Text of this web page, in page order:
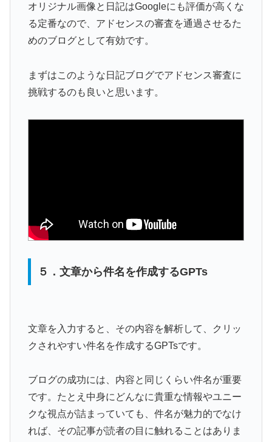
オリジナル画像と日記はGoogleにも評価が高くな
る定番なので、アドセンスの審査を通過させるた
めのブログとして有効です。
まずはこのような日記ブログでアドセンス審査に
挑戦するのも良いと思います。
５．文章から件名を作成するGPTs
文章を入力すると、その内容を解析して、クリッ
クされやすい件名を作成するGPTsです。
ブログの成功には、内容と同じくらい件名が重要
です。たとえ中身にどんなに貴重な情報やユニー
クな視点が詰まっていても、件名が魅力的でなけ
れば、その記事が読者の目に触れることはありま